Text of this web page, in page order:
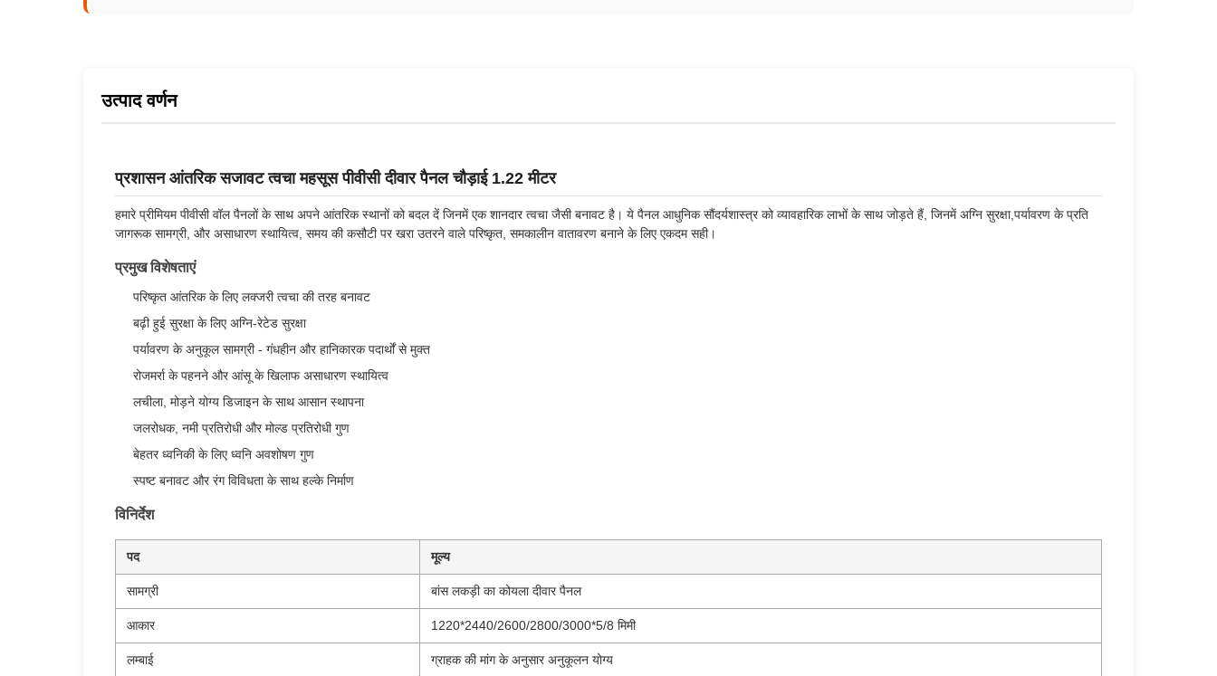
उत्पाद वर्णन
प्रशासन आंतरिक सजावट त्वचा महसूस पीवीसी दीवार पैनल चौड़ाई 1.22 मीटर
हमारे प्रीमियम पीवीसी वॉल पैनलों के साथ अपने आंतरिक स्थानों को बदल दें जिनमें एक शानदार त्वचा जैसी बनावट है। ये पैनल आधुनिक सौंदर्यशास्त्र को व्यावहारिक लाभों के साथ जोड़ते हैं, जिनमें अग्नि सुरक्षा,पर्यावरण के प्रति
जागरूक सामग्री, और असाधारण स्थायित्व, समय की कसौटी पर खरा उतरने वाले परिष्कृत, समकालीन वातावरण बनाने के लिए एकदम सही।
प्रमुख विशेषताएं
परिष्कृत आंतरिक के लिए लक्जरी त्वचा की तरह बनावट
बढ़ी हुई सुरक्षा के लिए अग्नि-रेटेड सुरक्षा
पर्यावरण के अनुकूल सामग्री - गंधहीन और हानिकारक पदार्थों से मुक्त
रोजमर्रा के पहनने और आंसू के खिलाफ असाधारण स्थायित्व
लचीला, मोड़ने योग्य डिजाइन के साथ आसान स्थापना
जलरोधक, नमी प्रतिरोधी और मोल्ड प्रतिरोधी गुण
बेहतर ध्वनिकी के लिए ध्वनि अवशोषण गुण
स्पष्ट बनावट और रंग विविधता के साथ हल्के निर्माण
विनिर्देश
पद मूल्य
सामग्री बांस लकड़ी का कोयला दीवार पैनल
आकार 1220*2440/2600/2800/3000*5/8 मिमी
लम्बाई ग्राहक की मांग के अनुसार अनुकूलन योग्य